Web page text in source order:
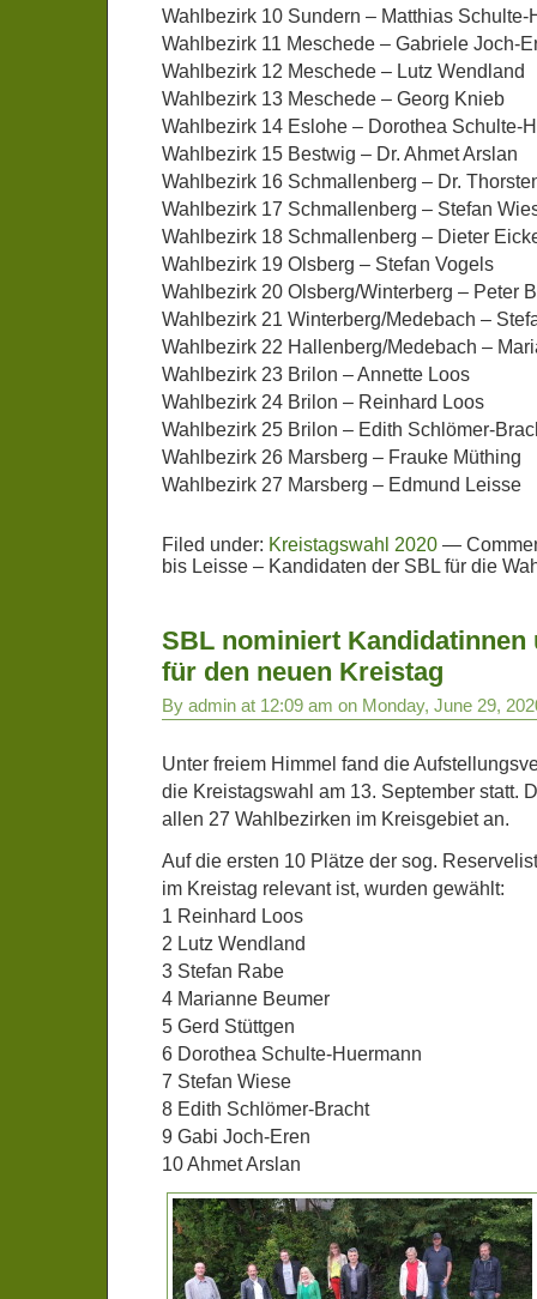
Wahlbezirk 10 Sundern – Matthias Schulte-
Wahlbezirk 11 Meschede – Gabriele Joch-
Wahlbezirk 12 Meschede – Lutz Wendland
Wahlbezirk 13 Meschede – Georg Knieb
Wahlbezirk 14 Eslohe – Dorothea Schulte-
Wahlbezirk 15 Bestwig – Dr. Ahmet Arslan
Wahlbezirk 16 Schmallenberg – Dr.
Wahlbezirk 17 Schmallenberg – Stefan
Wahlbezirk 18 Schmallenberg – Dieter
Wahlbezirk 19 Olsberg – Stefan Vogels
Wahlbezirk 20 Olsberg/Winterberg – Peter
Wahlbezirk 21 Winterberg/Medebach –
Wahlbezirk 22 Hallenberg/Medebach –
Wahlbezirk 23 Brilon – Annette Loos
Wahlbezirk 24 Brilon – Reinhard Loos
Wahlbezirk 25 Brilon – Edith Schlömer-
Wahlbezirk 26 Marsberg – Frauke Müthing
Wahlbezirk 27 Marsberg – Edmund Leisse
Filed under: Kreistagswahl 2020 —
bis Leisse – Kandidaten der SBL für die
SBL nominiert Kandidatinnen
für den neuen Kreistag
By admin at 12:09 am on Monday, June 29,
Unter freiem Himmel fand die
die Kreistagswahl am 13. September statt.
allen 27 Wahlbezirken im Kreisgebiet an.
Auf die ersten 10 Plätze der sog.
im Kreistag relevant ist, wurden gewählt:
1 Reinhard Loos
2 Lutz Wendland
3 Stefan Rabe
4 Marianne Beumer
5 Gerd Stüttgen
6 Dorothea Schulte-Huermann
7 Stefan Wiese
8 Edith Schlömer-Bracht
9 Gabi Joch-Eren
10 Ahmet Arslan